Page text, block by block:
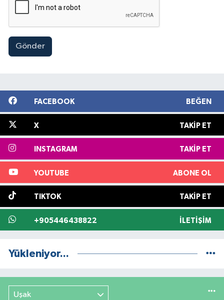
Gönder
FACEBOOK BEĞEN
X TAKIP ET
INSTAGRAM TAKIP ET
YOUTUBE ABONE OL
TIKTOK TAKIP ET
+905446438822 İLETIŞIM
Yükleniyor...
Uşak